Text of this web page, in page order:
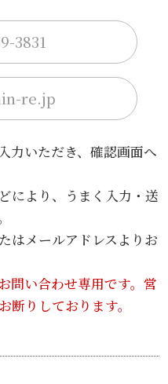
3831
re.jp
力いただき、確認画面へ
により、うまく入力・送
はメールアドレスよりお
問い合わせ専用です。営
りしております。